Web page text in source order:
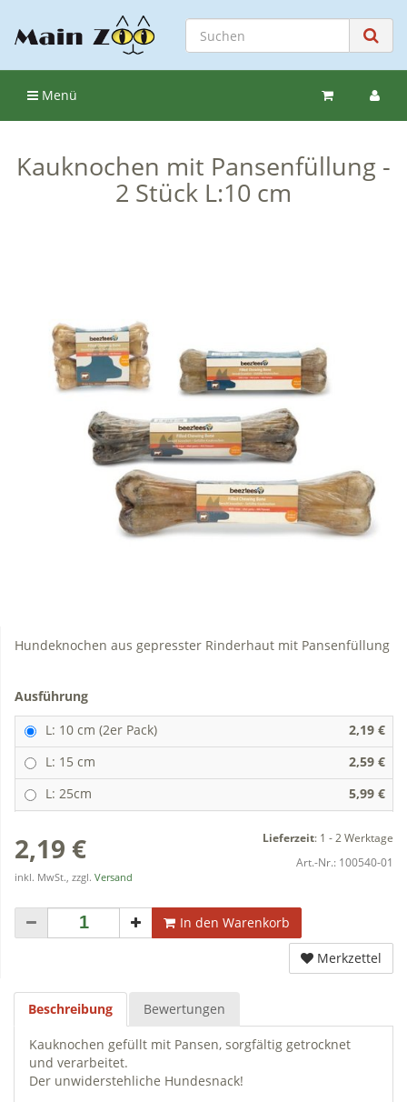
Menü
Kauknochen mit Pansenfüllung -
2 Stück L:10 cm
Hundeknochen aus gepresster Rinderhaut mit Pansenfüllung
Ausführung
L: 10 cm (2er Pack)
2,19 €
L: 15 cm
2,59 €
L: 25cm
5,99 €
2,19 €
inkl. MwSt., zzgl. Versand
Lieferzeit: 1 - 2 Werktage
Art.-Nr.: 100540-01
In den Warenkorb
Merkzettel
Beschreibung Bewertungen
Kauknochen gefüllt mit Pansen, sorgfältig getrocknet
und verarbeitet.
Der unwiderstehliche Hundesnack!